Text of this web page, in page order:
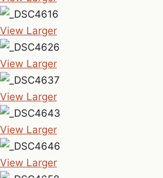
View Larger
View Larger
View Larger
View Larger
View Larger